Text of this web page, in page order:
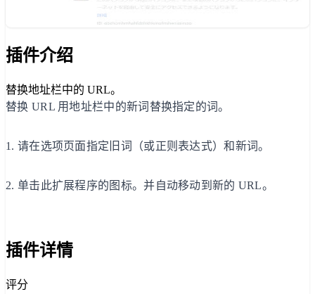
插件介绍
替换地址栏中的 URL。
替换 URL 用地址栏中的新词替换指定的词。
1. 请在选项页面指定旧词（或正则表达式）和新词。
2. 单击此扩展程序的图标。并自动移动到新的 URL。
插件详情
评分